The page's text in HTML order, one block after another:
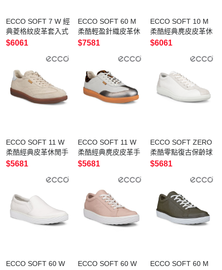
ECCO SOFT 7 W 經
典菱格紋皮革套入式
休閒鞋 女鞋 石灰色
$6061
ECCO SOFT 60 M
柔酷輕盈針織皮革休
閒鞋 男鞋 水泥灰/白
$7581
ECCO SOFT 10 M
柔酷經典麂皮皮革休
閒運動鞋 男鞋 黑色
$6061
ECCO SOFT 11 W
柔酷經典皮革休閒手
球鞋 女鞋 石灰色/亮
$5681
ECCO SOFT 11 W
柔酷經典麂皮皮革手
球鞋 女鞋 暖米棕/白
$5681
ECCO SOFT ZERO
柔酷零點復古保齡球
皮革休閒鞋 男鞋 白
$5681
ECCO SOFT 60 W
ECCO SOFT 60 W
ECCO SOFT 60 M